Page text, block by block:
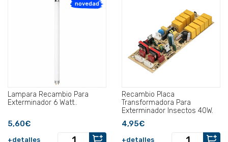
novedad
Lampara Recambio Para
Exterminador 6 Watt..
5,60€
+detalles
Recambio Placa
Transformadora Para
Exterminador Insectos 40W.
4,95€
+detalles